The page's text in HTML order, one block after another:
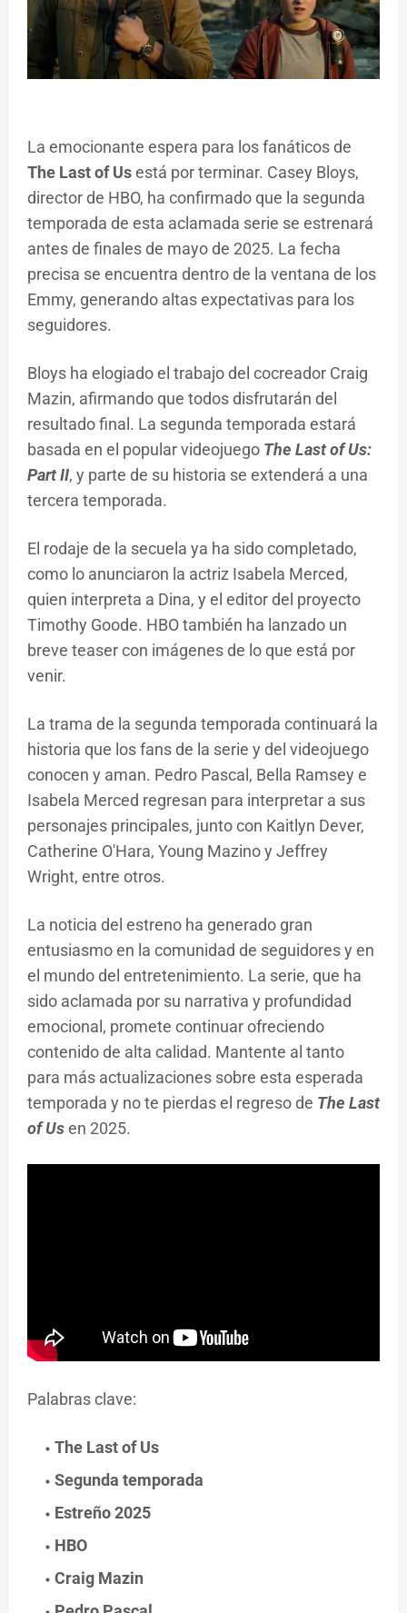
La emocionante espera para los fanáticos de
The Last of Usestá por terminar. Casey Bloys,
director de HBO, ha confirmado que la segunda
temporada de esta aclamada serie se estrenará
antes de finales de mayo de 2025. La fecha
precisa se encuentra dentro de la ventana de los
Emmy, generando altas expectativas para los
seguidores.
Bloys ha elogiado el trabajo del cocreador Craig
Mazin, afirmando que todos disfrutarán del
resultado final. La segunda temporada estará
basada en el popular videojuego The Last of Us:
Part II, y parte de su historia se extenderá a una
tercera temporada.
El rodaje de la secuela ya ha sido completado,
como lo anunciaron la actriz Isabela Merced,
quien interpreta a Dina, y el editor del proyecto
Timothy Goode. HBO también ha lanzado un
breve teaser con imágenes de lo que está por
venir.
La trama de la segunda temporada continuará la
historia que los fans de la serie y del videojuego
conocen y aman. Pedro Pascal, Bella Ramsey e
Isabela Merced regresan para interpretar a sus
personajes principales, junto con Kaitlyn Dever,
Catherine O'Hara, Young Mazino y Jeffrey
Wright, entre otros.
La noticia del estreno ha generado gran
entusiasmo en la comunidad de seguidores y en
el mundo del entretenimiento. La serie, que ha
sido aclamada por su narrativa y profundidad
emocional, promete continuar ofreciendo
contenido de alta calidad. Mantente al tanto
para más actualizaciones sobre esta esperada
temporada y no te pierdas el regreso de The Last
of Usen 2025.
Palabras clave:
The Last of Us
Segunda temporada
Estreño 2025
HBO
Craig Mazin